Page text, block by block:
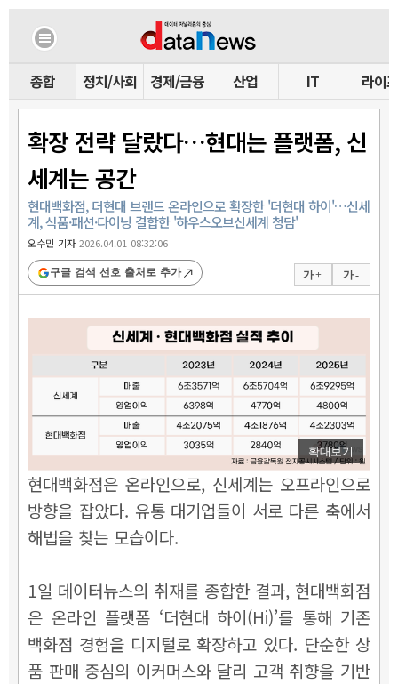
종합 정치/사회 경제/금융 산업 IT 라이프
확장 전략 달랐다…현대는 플랫폼, 신
세계는 공간
현대백화점, 더현대 브랜드 온라인으로 확장한 '더현대 하이'…신세
계, 식품·패션·다이닝 결합한 '하우스오브신세계 청담'
오수민 기자2026.04.01 08:32:06
가 + 가 -
구글 검색 선호 출처로 추가
확대보기
현대백화점은 온라인으로, 신세계는 오프라인으로
방향을 잡았다. 유통 대기업들이 서로 다른 축에서
해법을 찾는 모습이다.
1일 데이터뉴스의 취재를 종합한 결과, 현대백화점
은 온라인 플랫폼 ‘더현대 하이(Hi)’를 통해 기존
백화점 경험을 디지털로 확장하고 있다. 단순한 상
품 판매 중심의 이커머스와 달리 고객 취향을 기반